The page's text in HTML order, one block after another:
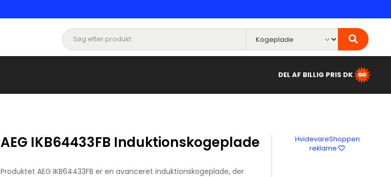
DEL AF BILLIG PRIS DK
AEG IKB64433FB Induktionskogeplade
Produktet AEG IKB64433FB er en avanceret induktionskogeplade, der
HvidevareShoppen
reklame